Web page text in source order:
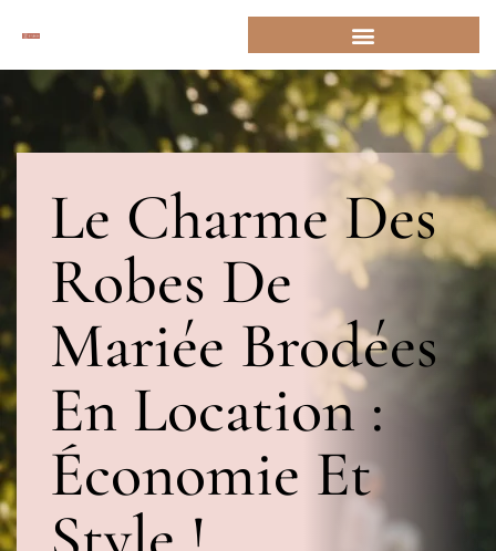
Le Charme Des
Robes De
Mariée Brodées
En Location :
Économie Et